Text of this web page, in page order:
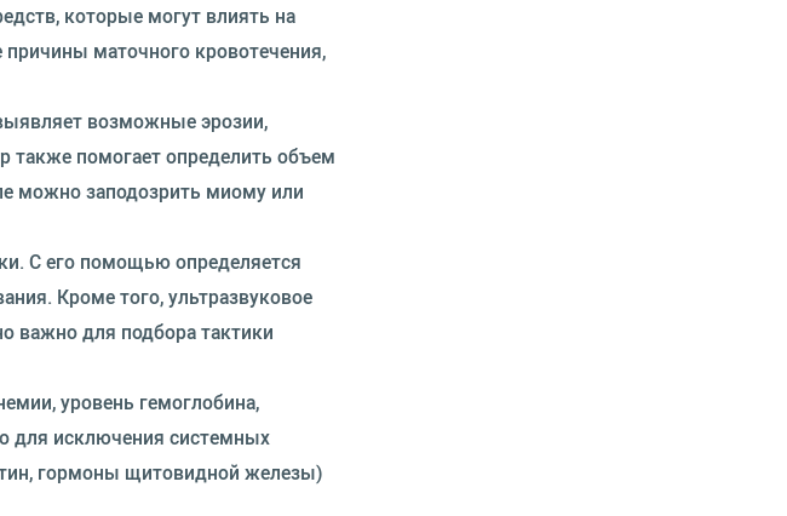
которые могут влиять на
маточного кровотечения,
возможные эрозии,
также помогает определить объем
можно заподозрить миому или
С его помощью определяется
Кроме того, ультразвуковое
важно для подбора тактики
уровень гемоглобина,
для исключения системных
гормоны щитовидной железы)